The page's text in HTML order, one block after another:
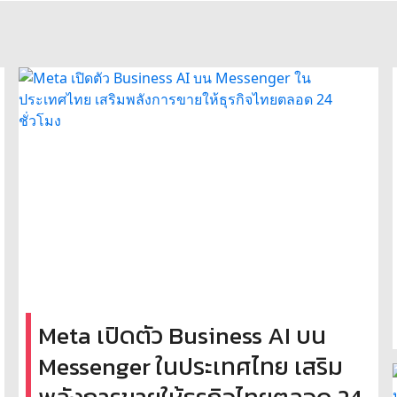
Meta เปิดตัว Business AI บน
Messenger ในประเทศไทย เสริม